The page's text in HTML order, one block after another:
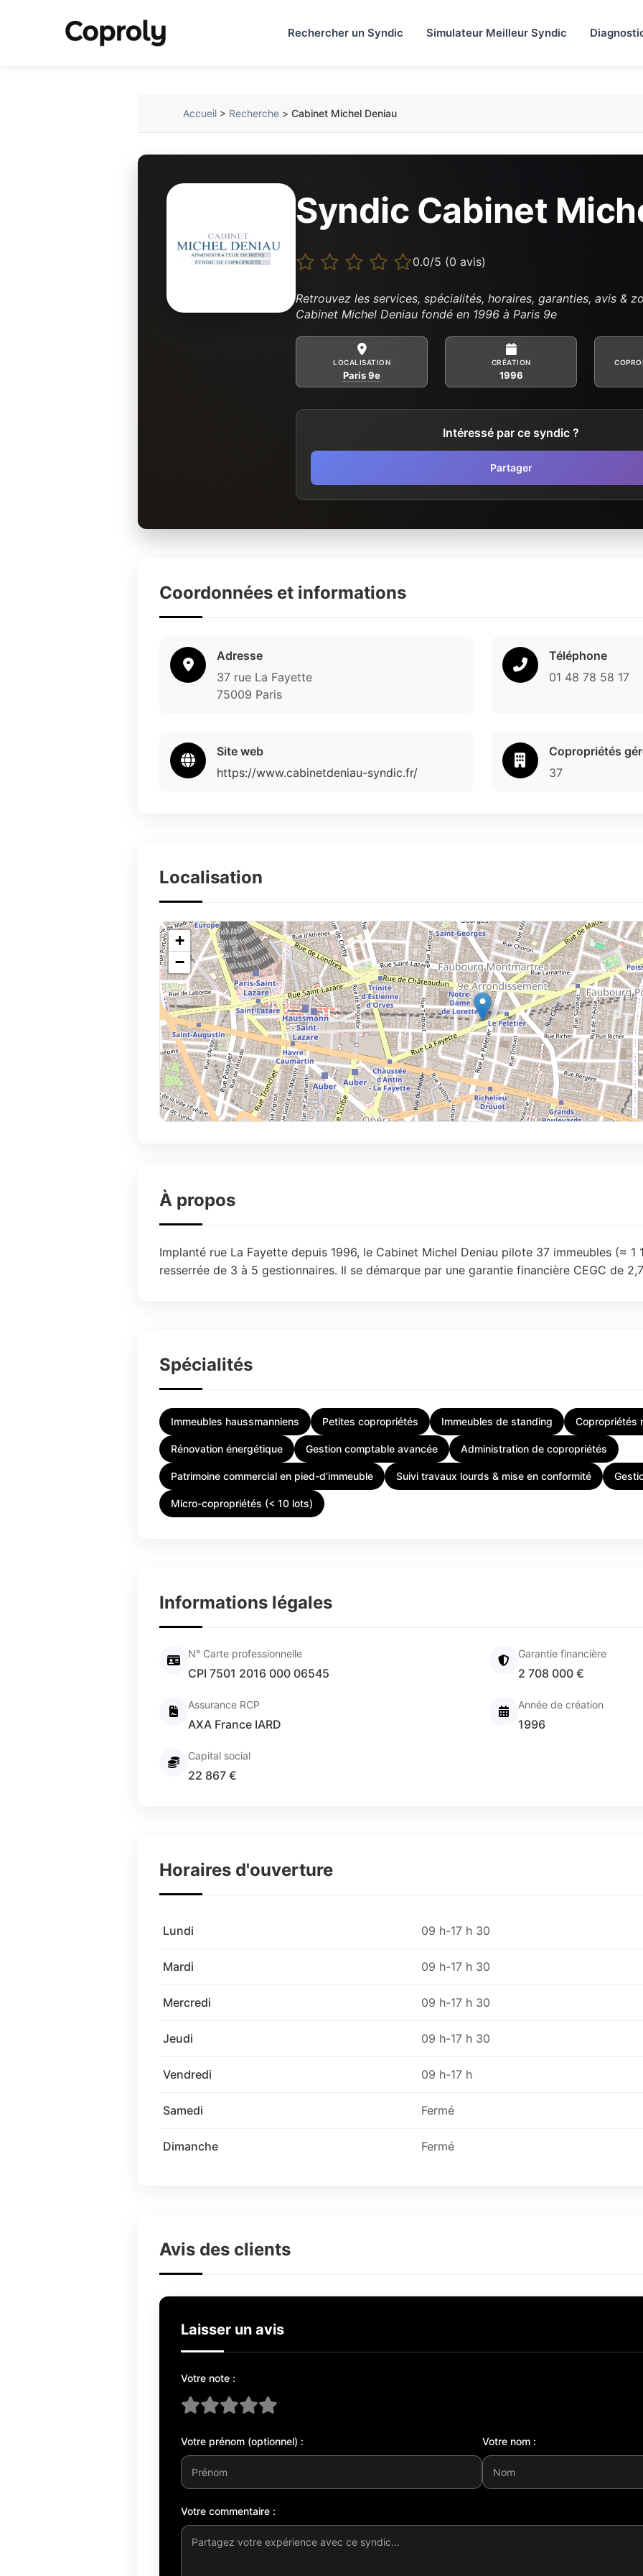
Rechercher un Syndic Simulateur Meilleur Syndic
Accueil > Recherche > Cabinet Michel Deniau
Syndic Cabinet
0.0/5 (0 avis)
Retrouvez les services, spécialités, horaires, garanties, avis &
Cabinet Michel Deniau fondé en 1996 à Paris 9e
LOCALISATION
Paris 9e
CRÉATION
1996
Intéressé par ce syndic ?
Partager
Coordonnées et informations
Adresse
37 rue La Fayette
75009 Paris
Téléphone
01 48 78 58 17
Site web
https://www.cabinetdeniau-syndic.fr/
Copropriétés
37
Localisation
+
−
À propos
Implanté rue La Fayette depuis 1996, le Cabinet Michel Deniau pilote 37 immeubles (≈ 1
resserrée de 3 à 5 gestionnaires. Il se démarque par une garantie financière CEGC de
Spécialités
Immeubles haussmanniens Petites copropriétés Immeubles de standing Copropriétés
Rénovation énergétique Gestion comptable avancée Administration de copropriétés
Patrimoine commercial en pied-d’immeuble Suivi travaux lourds & mise en conformité
Micro-copropriétés (< 10 lots)
Informations légales
N° Carte professionnelle
CPI 7501 2016 000 06545
Garantie financière
2 708 000 €
Assurance RCP
AXA France IARD
Année de création
1996
Capital social
22 867 €
Horaires d'ouverture
Lundi 09 h-17 h 30
Mardi 09 h-17 h 30
Mercredi 09 h-17 h 30
Jeudi 09 h-17 h 30
Vendredi 09 h-17 h
Samedi Fermé
Dimanche Fermé
Avis des clients
Laisser un avis
Votre note :
Votre prénom (optionnel) : Votre nom :
Votre commentaire :